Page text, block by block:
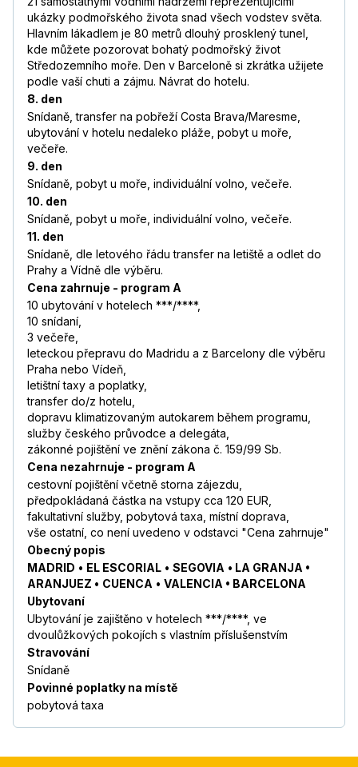
ukázky podmořského života snad všech vodstev světa.
Hlavním lákadlem je 80 metrů dlouhý prosklený tunel,
kde můžete pozorovat bohatý podmořský život
Středozemního moře. Den v Barceloně si zkrátka užijete
podle vaší chuti a zájmu. Návrat do hotelu.
8. den
Snídaně, transfer na pobřeží Costa Brava/Maresme,
ubytování v hotelu nedaleko pláže, pobyt u moře,
večeře.
9. den
Snídaně, pobyt u moře, individuální volno, večeře.
10. den
Snídaně, pobyt u moře, individuální volno, večeře.
11. den
Snídaně, dle letového řádu transfer na letiště a odlet do
Prahy a Vídně dle výběru.
Cena zahrnuje - program A
10 ubytování v hotelech ***/****,
10 snídaní,
3 večeře,
leteckou přepravu do Madridu a z Barcelony dle výběru
Praha nebo Vídeň,
letištní taxy a poplatky,
transfer do/z hotelu,
dopravu klimatizovaným autokarem během programu,
služby českého průvodce a delegáta,
zákonné pojištění ve znění zákona č. 159/99 Sb.
Cena nezahrnuje - program A
cestovní pojištění včetně storna zájezdu,
předpokládaná částka na vstupy cca 120 EUR,
fakultativní služby, pobytová taxa, místní doprava,
vše ostatní, co není uvedeno v odstavci "Cena zahrnuje"
Obecný popis
MADRID • EL ESCORIAL • SEGOVIA • LA GRANJA •
ARANJUEZ • CUENCA • VALENCIA • BARCELONA
Ubytovaní
Ubytování je zajištěno v hotelech ***/****, ve
dvoulůžkových pokojích s vlastním příslušenstvím
Stravování
Snídaně
Povinné poplatky na místě
pobytová taxa